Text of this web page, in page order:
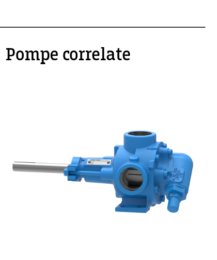
Pompe correlate